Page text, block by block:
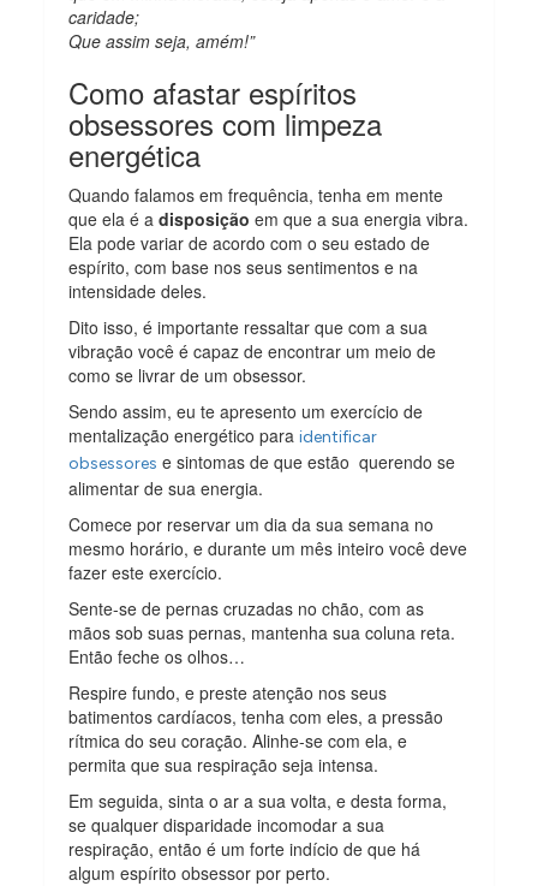
caridade;
Que assim seja, amém!”
Como afastar espíritos
obsessores com limpeza
energética
Quando falamos em frequência, tenha em mente
que ela é adisposição em que a sua energia vibra.
Ela pode variar de acordo com o seu estado de
espírito, com base nos seus sentimentos e na
intensidade deles.
Dito isso, é importante ressaltar que com a sua
vibração você é capaz de encontrar um meio de
como se livrar de um obsessor.
Sendo assim, eu te apresento um exercício de
mentalização energético paraidentificar
obsessores e sintomas de que estão querendo se
alimentar de sua energia.
Comece por reservar um dia da sua semana no
mesmo horário, e durante um mês inteiro você deve
fazer este exercício.
Sente-se de pernas cruzadas no chão, com as
mãos sob suas pernas, mantenha sua coluna reta.
Então feche os olhos…
Respire fundo, e preste atenção nos seus
batimentos cardíacos, tenha com eles, a pressão
rítmica do seu coração. Alinhe-se com ela, e
permita que sua respiração seja intensa.
Em seguida, sinta o ar a sua volta, e desta forma,
se qualquer disparidade incomodar a sua
respiração, então é um forte indício de que há
algum espírito obsessor por perto.